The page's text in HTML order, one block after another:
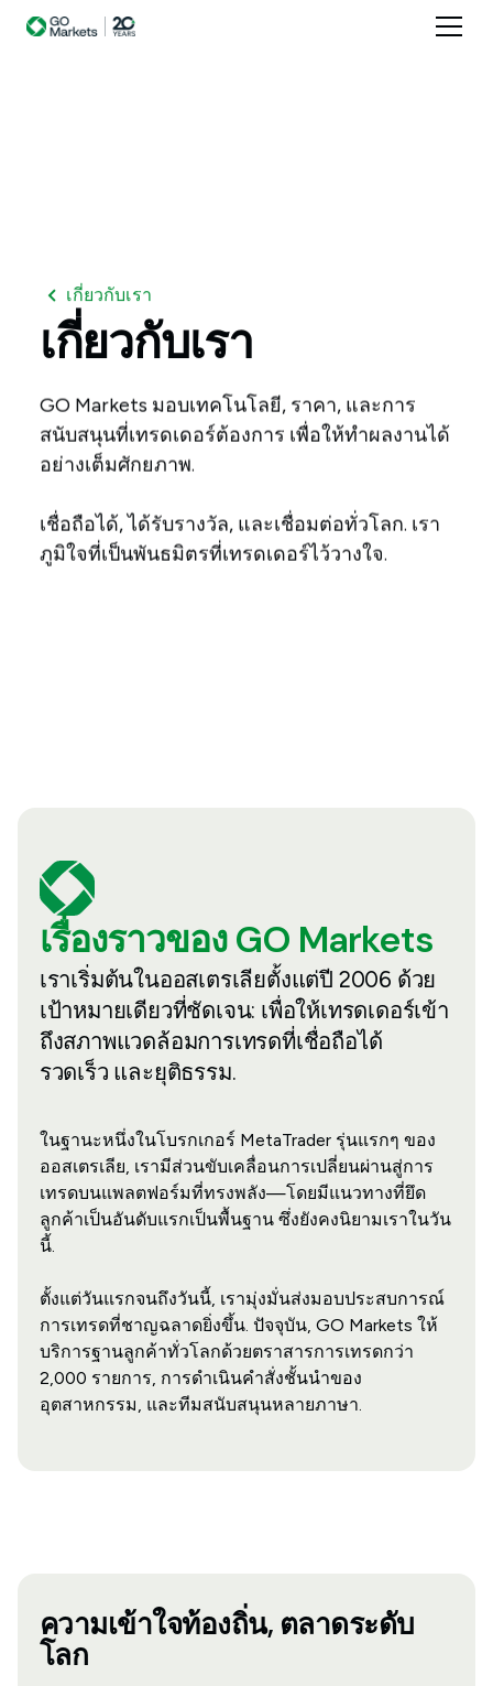
เกี่ยวกับเรา
เกี่ยวกับเรา
GO Markets มอบเทคโนโลยี, ราคา, และการ
สนับสนุนที่เทรดเดอร์ต้องการ เพื่อให้ทำผลงานได้
อย่างเต็มศักยภาพ.
เชื่อถือได้, ได้รับรางวัล, และเชื่อมต่อทั่วโลก. เรา
ภูมิใจที่เป็นพันธมิตรที่เทรดเดอร์ไว้วางใจ.
เรื่องราวของ GO Markets
เราเริ่มต้นในออสเตรเลียตั้งแต่ปี 2006 ด้วย
เป้าหมายเดียวที่ชัดเจน: เพื่อให้เทรดเดอร์เข้า
ถึงสภาพแวดล้อมการเทรดที่เชื่อถือได้
รวดเร็ว และยุติธรรม.
ในฐานะหนึ่งในโบรกเกอร์ MetaTrader รุ่นแรกๆ ของ
ออสเตรเลีย, เรามีส่วนขับเคลื่อนการเปลี่ยนผ่านสู่การ
เทรดบนแพลตฟอร์มที่ทรงพลัง—โดยมีแนวทางที่ยึด
ลูกค้าเป็นอันดับแรกเป็นพื้นฐาน ซึ่งยังคงนิยามเราในวัน
นี้.
ตั้งแต่วันแรกจนถึงวันนี้, เรามุ่งมั่นส่งมอบประสบการณ์
การเทรดที่ชาญฉลาดยิ่งขึ้น. ปัจจุบัน, GO Markets ให้
บริการฐานลูกค้าทั่วโลกด้วยตราสารการเทรดกว่า
2,000 รายการ, การดำเนินคำสั่งชั้นนำของ
อุตสาหกรรม, และทีมสนับสนุนหลายภาษา.
ความเข้าใจท้องถิ่น, ตลาดระดับ
โลก